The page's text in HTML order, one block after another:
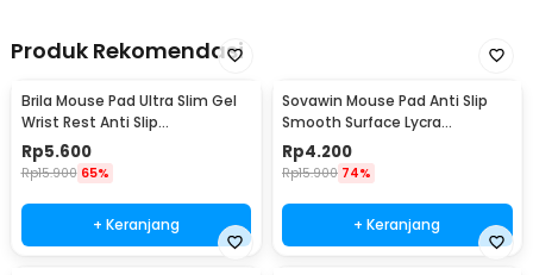
Produk Rekomendasi
Brila Mouse Pad Ultra Slim Gel
Wrist Rest Anti Slip
200x235x10mm - B639
Rp5.600
Rp15.900 65%
+ Keranjang
Sovawin Mouse Pad Anti Slip
Smooth Surface Lycra
220x180x2mm - MP004
Rp4.200
Rp15.900 74%
+ Keranjang